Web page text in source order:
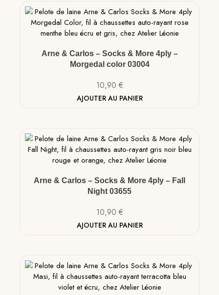
Arne & Carlos – Socks & More 4ply –
Morgedal color 03004
10,90 €
AJOUTER AU PANIER
Arne & Carlos – Socks & More 4ply – Fall
Night 03655
10,90 €
AJOUTER AU PANIER